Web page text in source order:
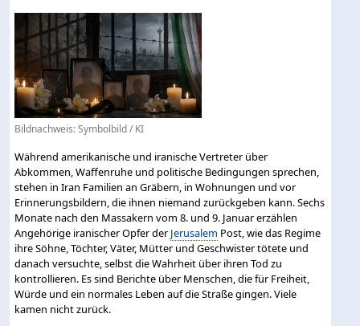
Bildnachweis: Symbolbild / KI
Während amerikanische und iranische Vertreter über
Abkommen, Waffenruhe und politische Bedingungen sprechen,
stehen in Iran Familien an Gräbern, in Wohnungen und vor
Erinnerungsbildern, die ihnen niemand zurückgeben kann. Sechs
Monate nach den Massakern vom 8. und 9. Januar erzählen
Angehörige iranischer Opfer der Jerusalem Post, wie das Regime
ihre Söhne, Töchter, Väter, Mütter und Geschwister tötete und
danach versuchte, selbst die Wahrheit über ihren Tod zu
kontrollieren. Es sind Berichte über Menschen, die für Freiheit,
Würde und ein normales Leben auf die Straße gingen. Viele
kamen nicht zurück.